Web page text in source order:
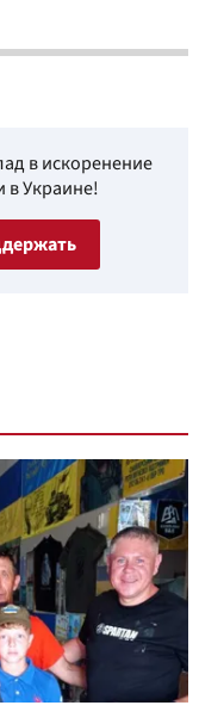
в искоренение
в Украине!